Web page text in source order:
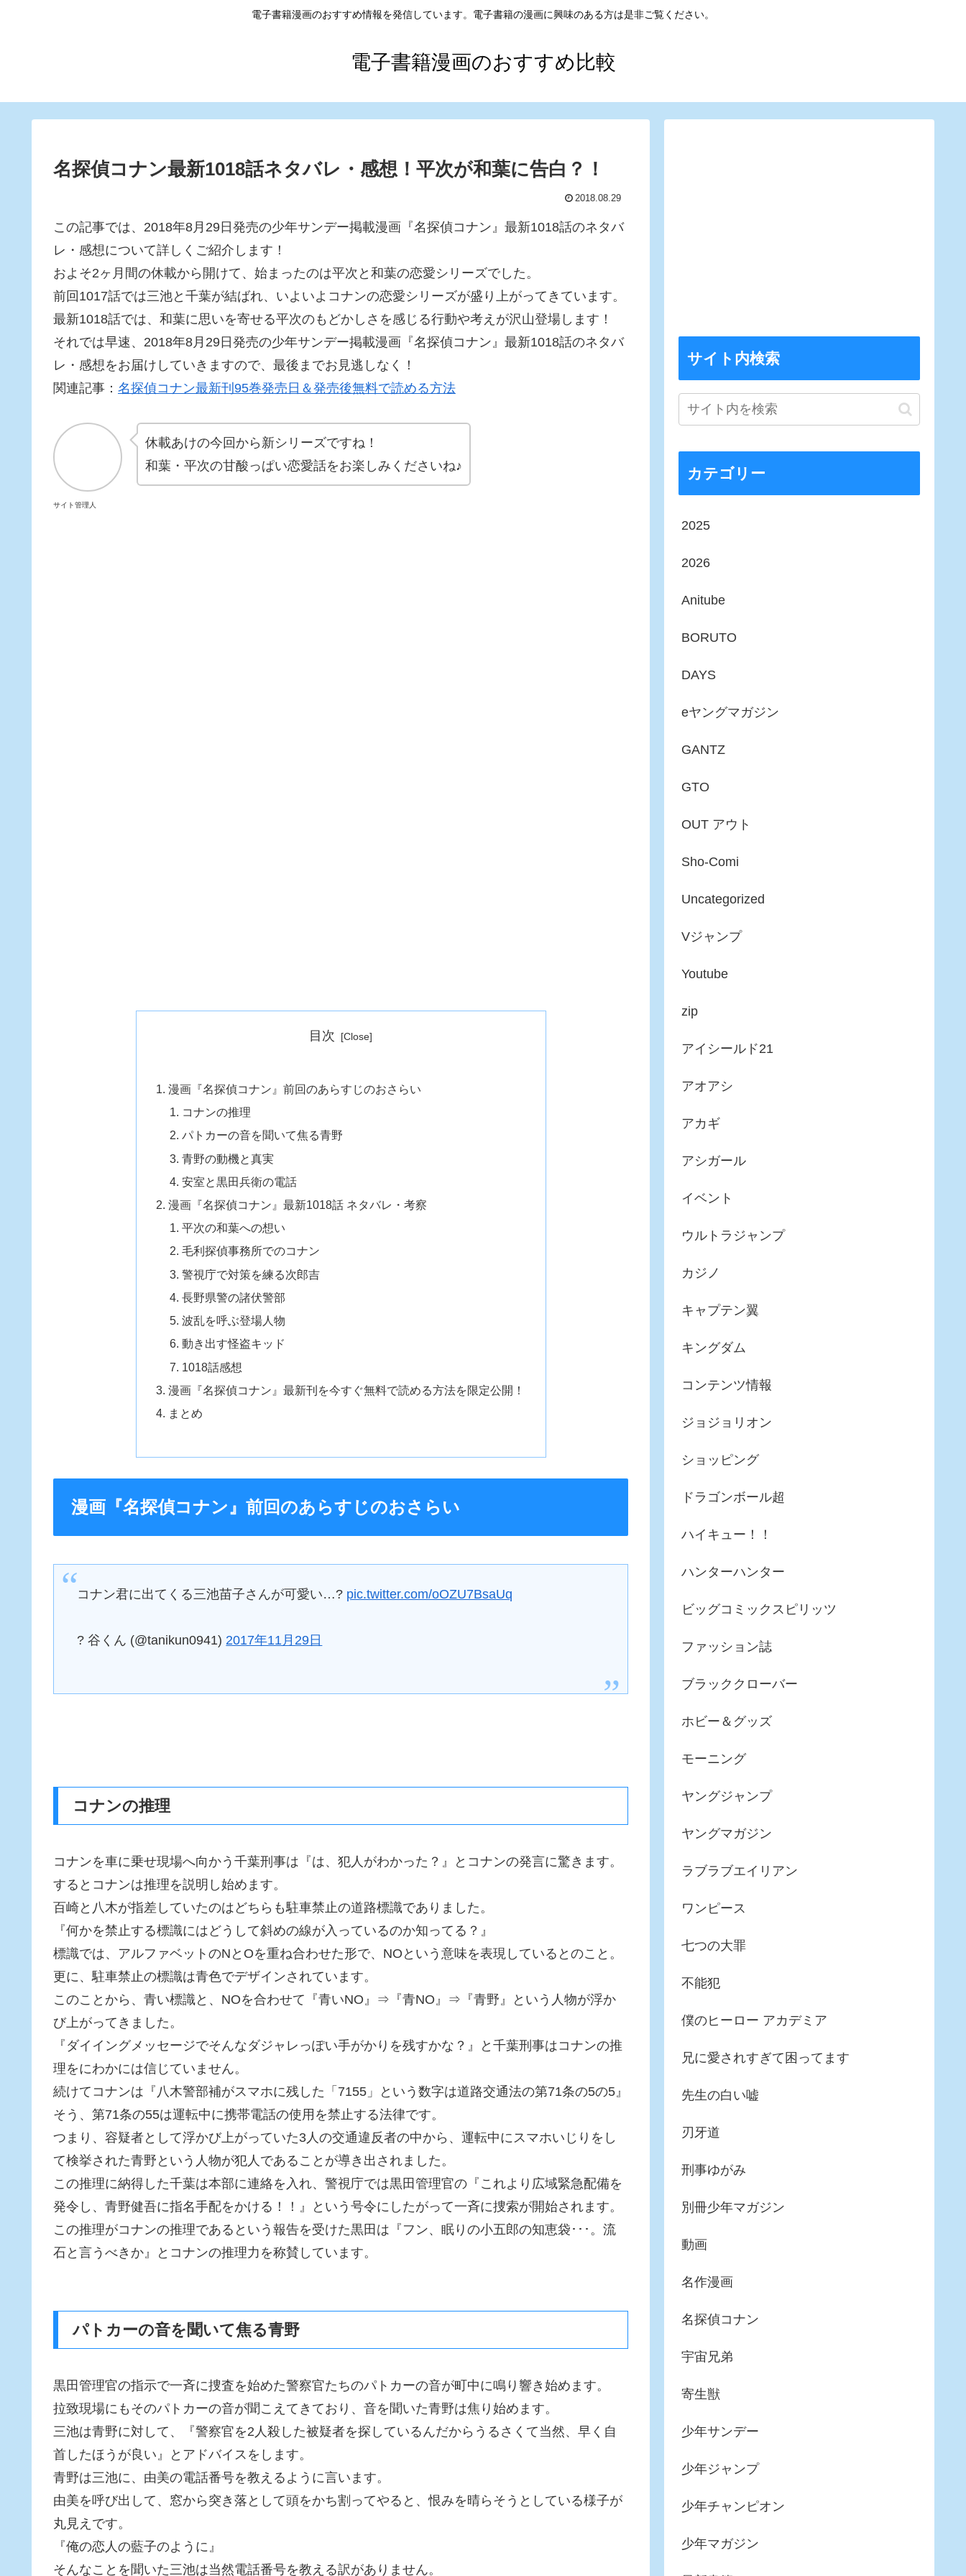
電子書籍漫画のおすすめ情報を発信しています。電子書籍の漫画に興味のある方は是非ご覧ください。
電子書籍漫画のおすすめ比較
名探偵コナン最新1018話ネタバレ・感想！平次が和葉に告白？！
2018.08.29
この記事では、2018年8月29日発売の少年サンデー掲載漫画『名探偵コナン』最新1018話のネタバ
レ・感想について詳しくご紹介します！
およそ2ヶ月間の休載から開けて、始まったのは平次と和葉の恋愛シリーズでした。
前回1017話では三池と千葉が結ばれ、いよいよコナンの恋愛シリーズが盛り上がってきています。
最新1018話では、和葉に思いを寄せる平次のもどかしさを感じる行動や考えが沢山登場します！
それでは早速、2018年8月29日発売の少年サンデー掲載漫画『名探偵コナン』最新1018話のネタバ
レ・感想をお届けしていきますので、最後までお見逃しなく！
関連記事： 名探偵コナン最新刊95巻発売日＆発売後無料で読める方法
サイト管理人
休載あけの今回から新シリーズですね！
和葉・平次の甘酸っぱい恋愛話をお楽しみくださいね♪
目次
漫画『名探偵コナン』前回のあらすじのおさらい
コナンの推理
パトカーの音を聞いて焦る青野
青野の動機と真実
安室と黒田兵衛の電話
漫画『名探偵コナン』最新1018話 ネタバレ・考察
平次の和葉への想い
毛利探偵事務所でのコナン
警視庁で対策を練る次郎吉
長野県警の諸伏警部
波乱を呼ぶ登場人物
動き出す怪盗キッド
1018話感想
漫画『名探偵コナン』最新刊を今すぐ無料で読める方法を限定公開！
まとめ
漫画『名探偵コナン』前回のあらすじのおさらい
コナン君に出てくる三池苗子さんが可愛い…? pic.twitter.com/oOZU7BsaUq
? 谷くん (@tanikun0941) 2017年11月29日
コナンの推理
コナンを車に乗せ現場へ向かう千葉刑事は『は、犯人がわかった？』とコナンの発言に驚きます。
するとコナンは推理を説明し始めます。
百崎と八木が指差していたのはどちらも駐車禁止の道路標識でありました。
『何かを禁止する標識にはどうして斜めの線が入っているのか知ってる？』
標識では、アルファベットのNとOを重ね合わせた形で、NOという意味を表現しているとのこと。
更に、駐車禁止の標識は青色でデザインされています。
このことから、青い標識と、NOを合わせて『青いNO』⇒『青NO』⇒『青野』という人物が浮か
び上がってきました。
『ダイイングメッセージでそんなダジャレっぽい手がかりを残すかな？』と千葉刑事はコナンの推
理をにわかには信じていません。
続けてコナンは『八木警部補がスマホに残した「7155」という数字は道路交通法の第71条の5の5』
そう、第71条の55は運転中に携帯電話の使用を禁止する法律です。
つまり、容疑者として浮かび上がっていた3人の交通違反者の中から、運転中にスマホいじりをし
て検挙された青野という人物が犯人であることが導き出されました。
この推理に納得した千葉は本部に連絡を入れ、警視庁では黒田管理官の『これより広域緊急配備を
発令し、青野健吾に指名手配をかける！！』という号令にしたがって一斉に捜索が開始されます。
この推理がコナンの推理であるという報告を受けた黒田は『フン、眠りの小五郎の知恵袋･･･。流
石と言うべきか』とコナンの推理力を称賛しています。
パトカーの音を聞いて焦る青野
黒田管理官の指示で一斉に捜査を始めた警察官たちのパトカーの音が町中に鳴り響き始めます。
拉致現場にもそのパトカーの音が聞こえてきており、音を聞いた青野は焦り始めます。
三池は青野に対して、『警察官を2人殺した被疑者を探しているんだからうるさくて当然、早く自
首したほうが良い』とアドバイスをします。
青野は三池に、由美の電話番号を教えるように言います。
由美を呼び出して、窓から突き落として頭をかち割ってやると、恨みを晴らそうとしている様子が
丸見えです。
『俺の恋人の藍子のように』
そんなことを聞いた三池は当然電話番号を教える訳がありません。
サイト内検索
カテゴリー
2025
2026
Anitube
BORUTO
DAYS
eヤングマガジン
GANTZ
GTO
OUT アウト
Sho-Comi
Uncategorized
Vジャンプ
Youtube
zip
アイシールド21
アオアシ
アカギ
アシガール
イベント
ウルトラジャンプ
カジノ
キャプテン翼
キングダム
コンテンツ情報
ジョジョリオン
ショッピング
ドラゴンボール超
ハイキュー！！
ハンターハンター
ビッグコミックスピリッツ
ファッション誌
ブラッククローバー
ホビー＆グッズ
モーニング
ヤングジャンプ
ヤングマガジン
ラブラブエイリアン
ワンピース
七つの大罪
不能犯
僕のヒーロー アカデミア
兄に愛されすぎて困ってます
先生の白い嘘
刃牙道
刑事ゆがみ
別冊少年マガジン
動画
名作漫画
名探偵コナン
宇宙兄弟
寄生獣
少年サンデー
少年ジャンプ
少年チャンピオン
少年マガジン